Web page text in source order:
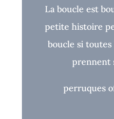
La boucle est
petite histoire
boucle si
prennent
perruques o